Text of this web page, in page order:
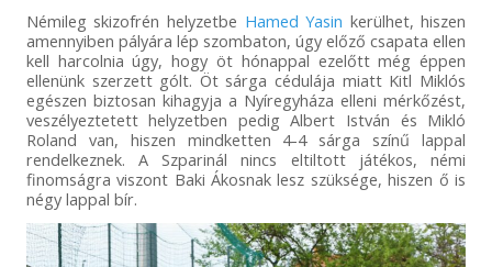
Némileg skizofrén helyzetbe Hamed Yasin kerülhet, hiszen
amennyiben pályára lép szombaton, úgy előző csapata ellen
kell harcolnia úgy, hogy öt hónappal ezelőtt még éppen
ellenünk szerzett gólt. Öt sárga cédulája miatt Kitl Miklós
egészen biztosan kihagyja a Nyíregyháza elleni mérkőzést,
veszélyeztetett helyzetben pedig Albert István és Mikló
Roland van, hiszen mindketten 4-4 sárga színű lappal
rendelkeznek. A Szparinál nincs eltiltott játékos, némi
finomságra viszont Baki Ákosnak lesz szüksége, hiszen ő is
négy lappal bír.